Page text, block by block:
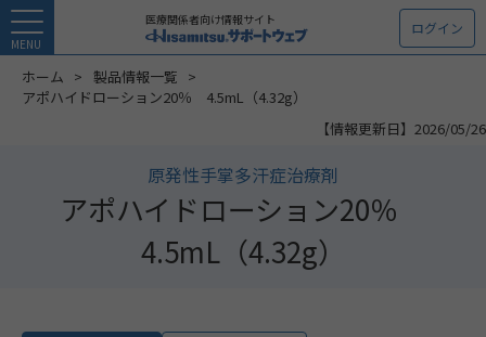
MENU
医療関係者向け情報サイト ログイン
ホーム
製品情報一覧
アポハイドローション20％ 4.5mL（4.32g）
【情報更新日】2026/05/26
原発性手掌多汗症治療剤
アポハイドローション20％
4.5mL（4.32g）